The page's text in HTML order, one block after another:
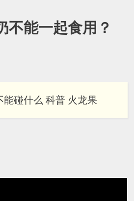
不能一起食用？
能碰什么 科普 火龙果